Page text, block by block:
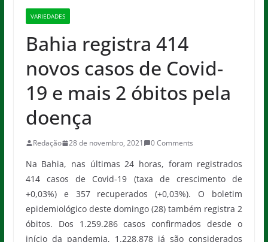
VARIEDADES
Bahia registra 414
novos casos de Covid-
19 e mais 2 óbitos pela
doença
Redação 28 de novembro, 2021 0 Comments
Na Bahia, nas últimas 24 horas, foram registrados
414 casos de Covid-19 (taxa de crescimento de
+0,03%) e 357 recuperados (+0,03%). O boletim
epidemiológico deste domingo (28) também registra 2
óbitos. Dos 1.259.286 casos confirmados desde o
início da pandemia, 1.228.878 já são considerados